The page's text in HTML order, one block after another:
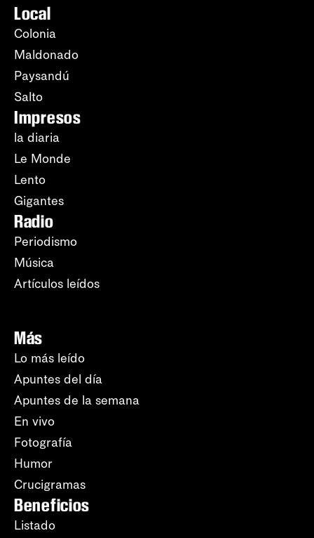
Local
Colonia
Maldonado
Paysandú
Salto
Impresos
la diaria
Le Monde
Lento
Gigantes
Radio
Periodismo
Música
Artículos leídos
Más
Lo más leído
Apuntes del día
Apuntes de la semana
En vivo
Fotografía
Humor
Crucigramas
Beneficios
Listado